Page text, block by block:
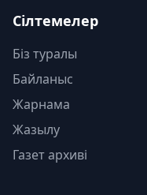
Сілтемелер
Біз туралы
Байланыс
Жарнама
Жазылу
Газет архиві